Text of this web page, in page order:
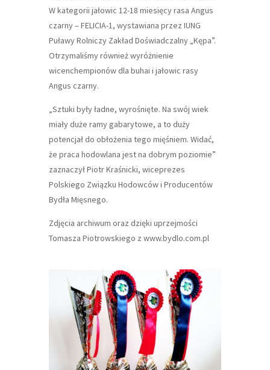
W kategorii jałowic 12-18 miesięcy rasa Angus
czarny – FELICIA-1, wystawiana przez IUNG
Puławy Rolniczy Zakład Doświadczalny „Kępa”.
Otrzymaliśmy również wyróżnienie
wicenchempionów dla buhai i jałowic rasy
Angus czarny.
„Sztuki były ładne, wyrośnięte. Na swój wiek
miały duże ramy gabarytowe, a to duży
potencjał do obłożenia tego mięśniem. Widać,
że praca hodowlana jest na dobrym poziomie”
zaznaczył Piotr Kraśnicki, wiceprezes
Polskiego Związku Hodowców i Producentów
Bydła Mięsnego.
Zdjęcia archiwum oraz dzięki uprzejmości
Tomasza Piotrowskiego z www.bydlo.com.pl